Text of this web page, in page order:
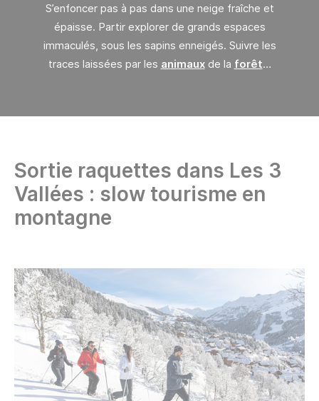
S’enfoncer pas à pas dans une neige fraîche et
épaisse. Partir explorer de grands espaces
immaculés, sous les sapins enneigés. Suivre les
traces laissées par les animauxde la forêt…
Sortie raquettes dans Les 3
Vallées : slow tourisme en
montagne